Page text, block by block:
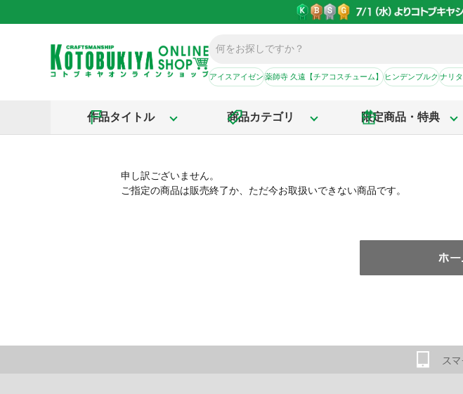
アイスアイゼン薬師寺 久遠【チアコスチューム】ヒンデンブルクナリ
作品タイトル 商品カテゴリ 限定商品・特典
申し訳ございません。
ご指定の商品は販売終了か、ただ今お取扱いできない商品です。